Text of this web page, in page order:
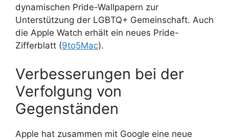
dynamischen Pride-Wallpapern zur
Unterstützung der LGBTQ+ Gemeinschaft. Auch
die Apple Watch erhält ein neues Pride-
Zifferblatt (9to5Mac)​.
Verbesserungen bei der
Verfolgung von
Gegenständen
Apple hat zusammen mit Google eine neue